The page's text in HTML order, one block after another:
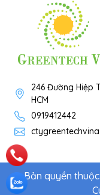
246 Đường Hiệp
HCM
0919412442
Bản quyền